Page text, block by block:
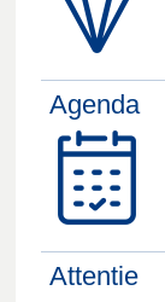
Agenda
Attentie